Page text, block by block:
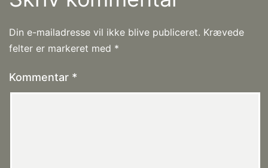
Din e-mailadresse vil ikke blive publiceret. Krævede
felter er markeret med *
Kommentar *